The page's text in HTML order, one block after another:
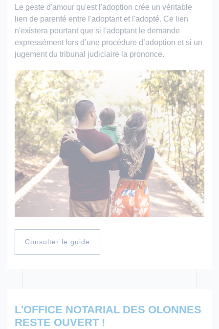
Le geste d'amour qu'est l'adoption crée un véritable
lien de parenté entre l'adoptant et l'adopté. Ce lien
n'existera pourtant que si l'adoptant le demande
expressément lors d’une procédure d’adoption et si un
jugement du tribunal judiciaire la prononce.
Consulter le guide
L'OFFICE NOTARIAL DES OLONNES
RESTE OUVERT !